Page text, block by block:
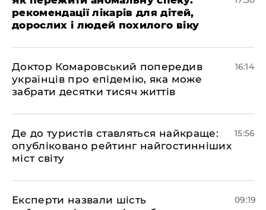
рекомендації лікарів для дітей,
дорослих і людей похилого віку
Доктор Комаровський попередив
українців про епідемію, яка може
забрати десятки тисяч життів
16:14
Де до туристів ставляться найкраще:
опубліковано рейтинг найгостинніших
міст світу
15:56
Експерти назвали шість
09:19